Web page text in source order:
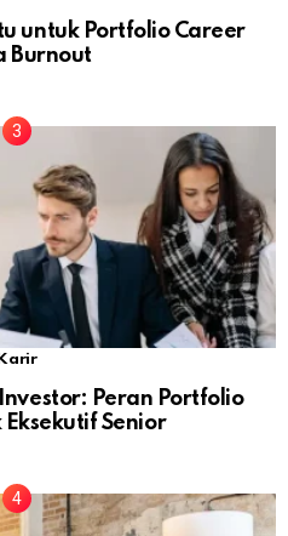
untuk Portfolio Career
Burnout
Karir
Peran Portfolio
Senior